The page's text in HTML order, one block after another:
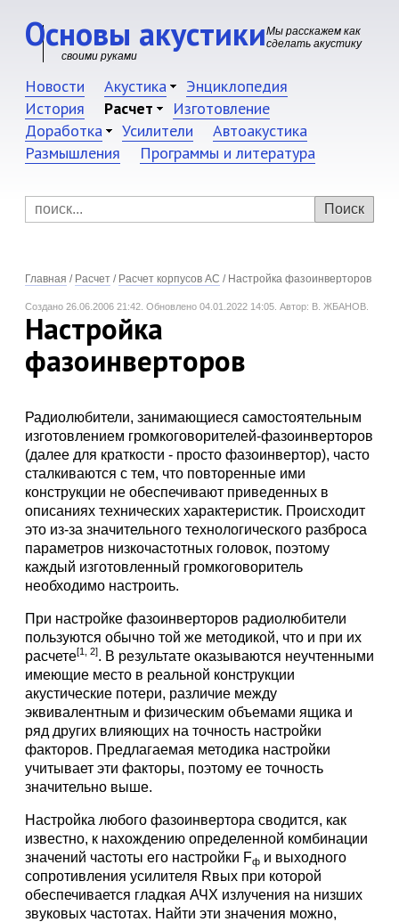
Основы акустикиМы расскажем как
сделать акустику
своими руками
Новости Акустика
Энциклопедия
История
Расчет
Изготовление
Доработка
Усилители
Автоакустика
Размышления
Программы и литература
Главная / Расчет / Расчет корпусов АС / Настройка фазоинверторов
Создано 26.06.2006 21:42. Обновлено 04.01.2022 14:05. Автор: В. ЖБАНОВ.
Настройка
фазоинверторов
Радиолюбители, занимающиеся самостоятельным
изготовлением громкоговорителей-фазоинверторов
(далее для краткости - просто фазоинвертор), часто
сталкиваются с тем, что повторенные ими
конструкции не обеспечивают приведенных в
описаниях технических характеристик. Происходит
это из-за значительного технологического разброса
параметров низкочастотных головок, поэтому
каждый изготовленный громкоговоритель
необходимо настроить.
При настройке фазоинверторов радиолюбители
пользуются обычно той же методикой, что и при их
расчете[1, 2]. В результате оказываются неучтенными
имеющие место в реальной конструкции
акустические потери, различие между
эквивалентным и физическим объемами ящика и
ряд других влияющих на точность настройки
факторов. Предлагаемая методика настройки
учитывает эти факторы, поэтому ее точность
значительно выше.
Настройка любого фазоинвертора сводится, как
известно, к нахождению определенной комбинации
значений частоты его настройки Fф и выходного
сопротивления усилителя Rвых при которой
обеспечивается гладкая АЧХ излучения на низших
звуковых частотах. Найти эти значения можно,